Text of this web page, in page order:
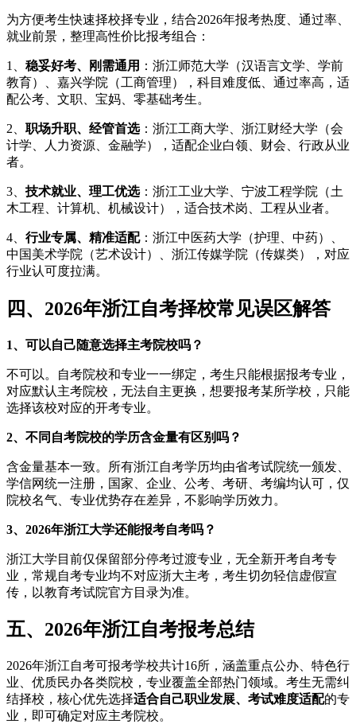
为方便考生快速择校择专业，结合2026年报考热度、通过率、
就业前景，整理高性价比报考组合：
1、 稳妥好考、刚需通用 ：浙江师范大学（汉语言文学、学前
教育）、嘉兴学院（工商管理），科目难度低、通过率高，适
配公考、文职、宝妈、零基础考生。
2、 职场升职、经管首选：浙江工商大学、浙江财经大学（会
计学、人力资源、金融学），适配企业白领、财会、行政从业
者。
3、 技术就业、理工优选：浙江工业大学、宁波工程学院（土
木工程、计算机、机械设计），适合技术岗、工程从业者。
4、 行业专属、精准适配：浙江中医药大学（护理、中药）、
中国美术学院（艺术设计）、浙江传媒学院（传媒类），对应
行业认可度拉满。
四、2026年浙江自考择校常见误区解答
1、可以自己随意选择主考院校吗？
不可以。自考院校和专业一一绑定，考生只能根据报考专业，
对应默认主考院校，无法自主更换，想要报考某所学校，只能
选择该校对应的开考专业。
2、不同自考院校的学历含金量有区别吗？
含金量基本一致。所有浙江自考学历均由省考试院统一颁发、
学信网统一注册，国家、企业、公考、考研、考编均认可，仅
院校名气、专业优势存在差异，不影响学历效力。
3、2026年浙江大学还能报考自考吗？
浙江大学目前仅保留部分停考过渡专业，无全新开考自考专
业，常规自考专业均不对应浙大主考，考生切勿轻信虚假宣
传，以教育考试院官方目录为准。
五、2026年浙江自考报考总结
2026年浙江自考可报考学校共计16所，涵盖重点公办、特色行
业、优质民办各类院校，专业覆盖全部热门领域。考生无需纠
结择校，核心优先选择适合自己职业发展、考试难度适配的专
业，即可确定对应主考院校。